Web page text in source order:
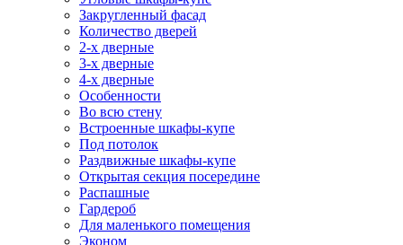
Закругленный фасад
Количество дверей
2-х дверные
3-х дверные
4-х дверные
Особенности
Во всю стену
Встроенные шкафы-купе
Под потолок
Раздвижные шкафы-купе
Открытая секция посередине
Распашные
Гардероб
Для маленького помещения
Эконом